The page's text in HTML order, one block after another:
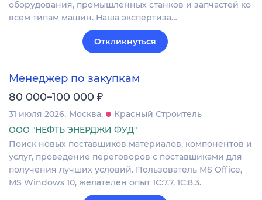
оборудования, промышленных станков и запчастей ко
всем типам машин. Наша экспертиза…
Откликнуться
Менеджер по закупкам
80 000–100 000 ₽
31 июля 2026 Москва
Красный Строитель
ООО "НЕФТЬ ЭНЕРДЖИ ФУД"
Поиск новых поставщиков материалов, компонентов и
услуг, проведение переговоров с поставщиками для
получения лучших условий. Пользователь MS Office,
MS Windows 10, желателен опыт 1C:7.7, 1С:8.3.